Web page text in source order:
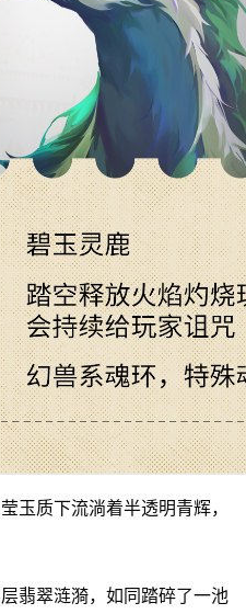
玉质下流淌着半透明青辉，
翡翠涟漪，如同踏碎了一池